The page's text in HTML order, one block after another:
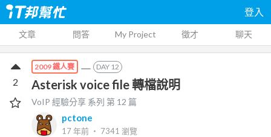
登入
文章 問答 My Project 徵才 聊天
2009 鐵人賽 DAY 12
Asterisk voice file 轉檔說明
VoIP 經驗分享 系列 第 12 篇
pctone
17 年前 ‧ 7341 瀏覽
2